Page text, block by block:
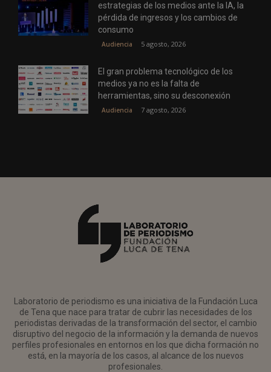
estrategias de los medios ante la IA, la
pérdida de ingresos y los cambios de
consumo
Audiencia 5 agosto, 2026
El gran problema tecnológico de los
medios ya no es la falta de
herramientas, sino su desconexión
Audiencia 7 agosto, 2026
Laboratorio de periodismo es una iniciativa de la Fundación Luca
de Tena que nace para tratar de cubrir las necesidades de los
periodistas derivadas de la transformación del sector, el cambio
disruptivo del negocio de la información y la demanda de nuevos
perfiles profesionales en entornos en los que dicha formación no
está, en la mayoría de los casos, al alcance de los nuevos
profesionales.